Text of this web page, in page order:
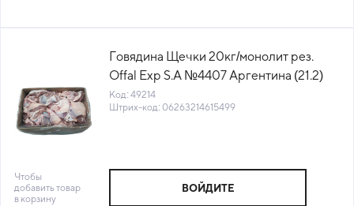
Говядина Щечки 20кг/монолит рез.
Offal Exp S.A №4407 Аргентина (21.2)
(КОД 49214) (-18°С)
Код: 49214
Штрих-код: 06263214615499
Чтобы
добавить товар
в корзину
ВОЙДИТЕ